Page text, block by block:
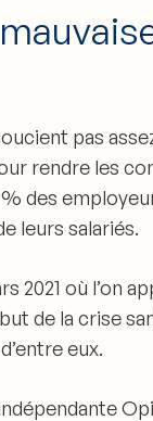
pas
rendre les
des
leurs salariés.
2021 où l’on
de la crise
eux.